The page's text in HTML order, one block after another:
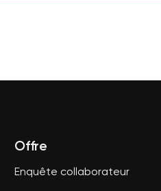
Offre
Enquête collaborateur